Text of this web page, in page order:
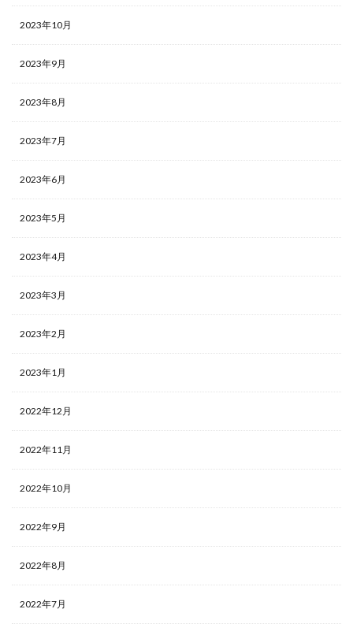
2023年10月
2023年9月
2023年8月
2023年7月
2023年6月
2023年5月
2023年4月
2023年3月
2023年2月
2023年1月
2022年12月
2022年11月
2022年10月
2022年9月
2022年8月
2022年7月